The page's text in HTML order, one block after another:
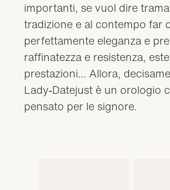
importanti, se vuol dire
tradizione e al contempo far
perfettamente eleganza e
raffinatezza e resistenza,
prestazioni… Allora,
Lady‑Datejust è un orologio
pensato per le signore.